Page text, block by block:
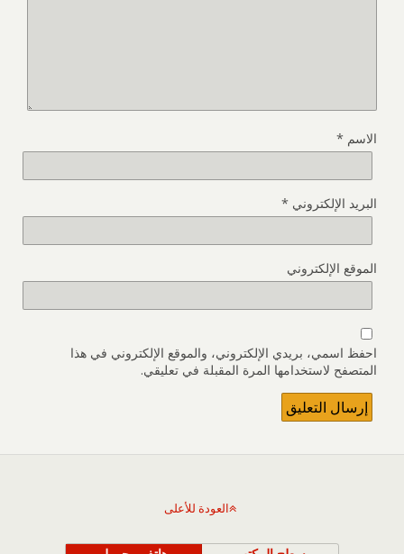
الاسم *
البريد الإلكتروني *
الموقع الإلكتروني
احفظ اسمي، بريدي الإلكتروني، والموقع الإلكتروني في هذا
المتصفح لاستخدامها المرة المقبلة في تعليقي.
العودة للأعلى